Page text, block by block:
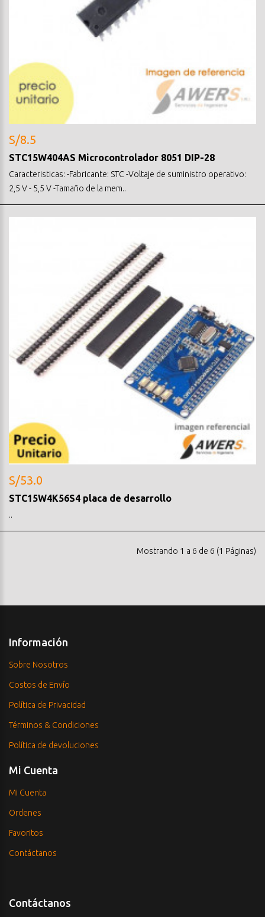
S/8.5
STC15W404AS Microcontrolador 8051 DIP-28
Caracteristicas: -Fabricante: STC -Voltaje de suministro operativo:
2,5 V - 5,5 V -Tamaño de la mem..
S/53.0
STC15W4K56S4 placa de desarrollo
..
Mostrando 1 a 6 de 6 (1 Páginas)
Información
Sobre Nosotros
Costos de Envío
Política de Privacidad
Términos & Condiciones
Política de devoluciones
Mi Cuenta
Mi Cuenta
Ordenes
Favoritos
Contáctanos
Contáctanos